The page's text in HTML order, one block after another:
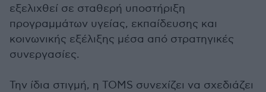
εξελιχθεί σε σταθερή υποστήριξη
προγραμμάτων υγείας, εκπαίδευσης και
κοινωνικής εξέλιξης μέσα από στρατηγικές
συνεργασίες.
Την ίδια στιγμή, η TOMS συνεχίζει να σχεδιάζει